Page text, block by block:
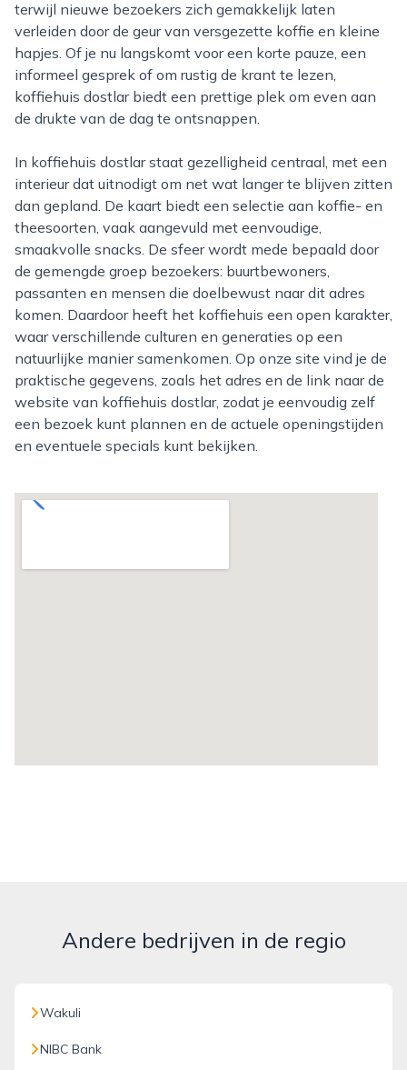
terwijl nieuwe bezoekers zich gemakkelijk laten
verleiden door de geur van versgezette koffie en kleine
hapjes. Of je nu langskomt voor een korte pauze, een
informeel gesprek of om rustig de krant te lezen,
koffiehuis dostlar biedt een prettige plek om even aan
de drukte van de dag te ontsnappen.
In koffiehuis dostlar staat gezelligheid centraal, met een
interieur dat uitnodigt om net wat langer te blijven zitten
dan gepland. De kaart biedt een selectie aan koffie- en
theesoorten, vaak aangevuld met eenvoudige,
smaakvolle snacks. De sfeer wordt mede bepaald door
de gemengde groep bezoekers: buurtbewoners,
passanten en mensen die doelbewust naar dit adres
komen. Daardoor heeft het koffiehuis een open karakter,
waar verschillende culturen en generaties op een
natuurlijke manier samenkomen. Op onze site vind je de
praktische gegevens, zoals het adres en de link naar de
website van koffiehuis dostlar, zodat je eenvoudig zelf
een bezoek kunt plannen en de actuele openingstijden
en eventuele specials kunt bekijken.
Andere bedrijven in de regio
Wakuli
NIBC Bank